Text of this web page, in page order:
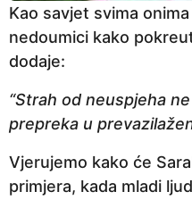
Kao savjet svima
nedoumici kako
dodaje:
“Strah od neuspjeha
prepreka u
Vjerujemo kako će
primjera, kada mladi